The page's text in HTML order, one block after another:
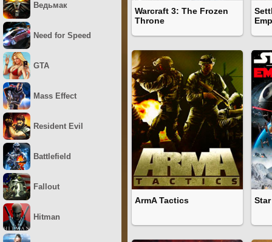
Warcraft 3: The Frozen
Throne
ArmA Tactics
Ведьмак
Need for Speed
GTA
Mass Effect
Resident Evil
Battlefield
Fallout
Hitman